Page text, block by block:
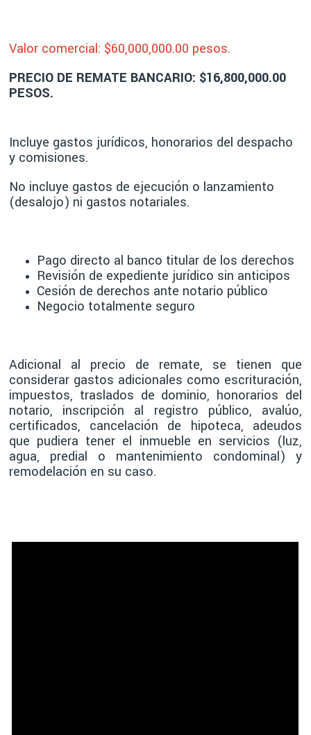
Valor comercial: $60,000,000.00 pesos.
PRECIO DE REMATE BANCARIO: $16,800,000.00
PESOS.
Incluye gastos jurídicos, honorarios del despacho
y comisiones.
No incluye gastos de ejecución o lanzamiento
(desalojo) ni gastos notariales.
Pago directo al banco titular de los derechos
Revisión de expediente jurídico sin anticipos
Cesión de derechos ante notario público
Negocio totalmente seguro
Adicional al precio de remate, se tienen que
considerar gastos adicionales como escrituración,
impuestos, traslados de dominio, honorarios del
notario, inscripción al registro público, avalúo,
certificados, cancelación de hipoteca, adeudos
que pudiera tener el inmueble en servicios (luz,
agua, predial o mantenimiento condominal) y
remodelación en su caso.